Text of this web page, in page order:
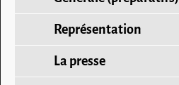
Représentation
La presse